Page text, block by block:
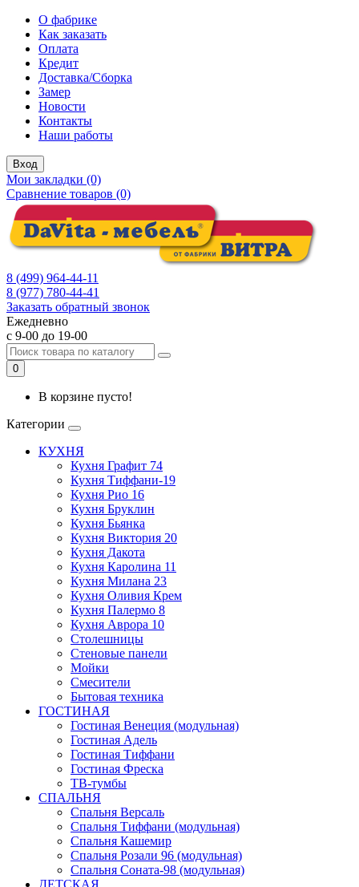
О фабрике
Как заказать
Оплата
Кредит
Доставка/Сборка
Замер
Новости
Контакты
Наши работы
Вход
Мои закладки (0)
Сравнение товаров (0)
8 (499) 964-44-11
8 (977) 780-44-41
Заказать обратный звонок
Ежедневно
с 9-00 до 19-00
0
В корзине пусто!
Категории
КУХНЯ
Кухня Графит 74
Кухня Тиффани-19
Кухня Рио 16
Кухня Бруклин
Кухня Бьянка
Кухня Виктория 20
Кухня Дакота
Кухня Каролина 11
Кухня Милана 23
Кухня Оливия Крем
Кухня Палермо 8
Кухня Аврора 10
Столешницы
Стеновые панели
Мойки
Смесители
Бытовая техника
ГОСТИНАЯ
Гостиная Венеция (модульная)
Гостиная Адель
Гостиная Тиффани
Гостиная Фреска
ТВ-тумбы
СПАЛЬНЯ
Спальня Версаль
Спальня Тиффани (модульная)
Спальня Кашемир
Спальня Розали 96 (модульная)
Спальня Соната-98 (модульная)
ДЕТСКАЯ